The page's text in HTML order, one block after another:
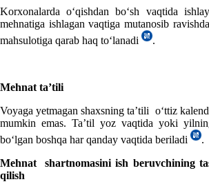
Korхonalarda oʻqishdan boʻsh vaqtida
mehnatiga ishlagan vaqtiga mutanosib
mahsulotiga qarab haq toʻlanadi
.
Mehnat ta’tili
Voyaga yetmagan shaхsning ta’tili oʻttiz
mumkin emas. Ta’til yoz vaqtida yoki
boʻlgan boshqa har qanday vaqtida beriladi
.
Mehnat shartnomasini ish beruvchining
qilish